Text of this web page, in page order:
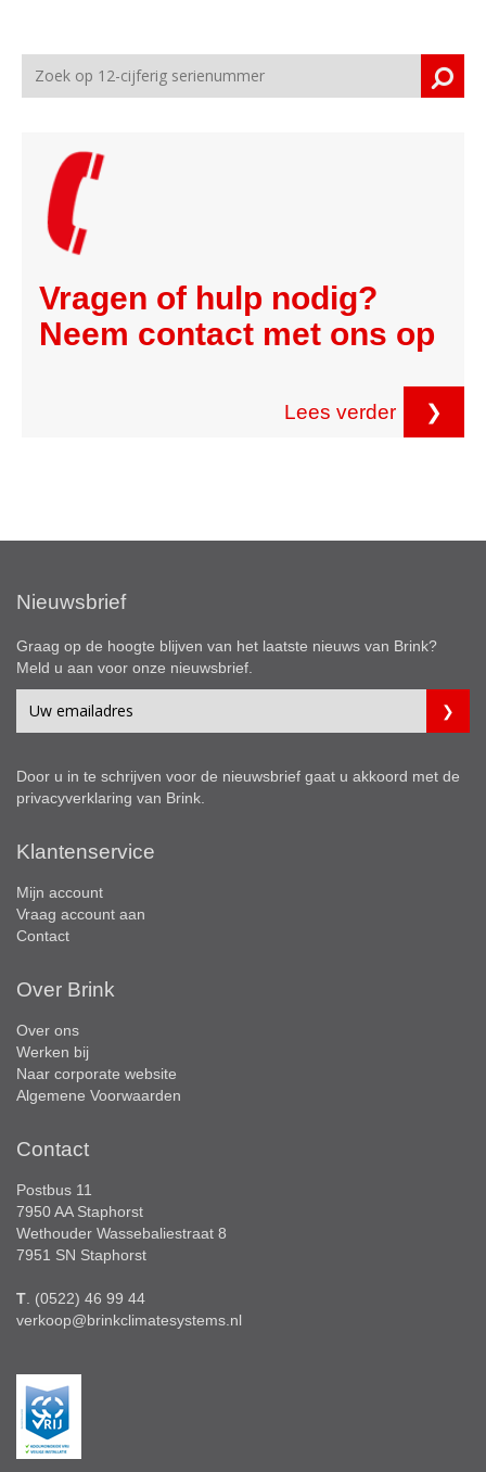
Vragen of hulp nodig?
Neem contact met ons op
Lees verder ❯
Nieuwsbrief
Graag op de hoogte blijven van het laatste nieuws van Brink?
Meld u aan voor onze nieuwsbrief.
Door u in te schrijven voor de nieuwsbrief gaat u akkoord met de
privacyverklaring van Brink.
Klantenservice
Mijn account
Vraag account aan
Contact
Over Brink
Over ons
Werken bij
Naar corporate website
Algemene Voorwaarden
Contact
Postbus 11
7950 AA Staphorst
Wethouder Wassebaliestraat 8
7951 SN Staphorst
T . (0522) 46 99 44
verkoop@brinkclimatesystems.nl